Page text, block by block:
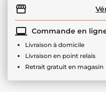
Commande en
Livraison à domicile
Livraison en point relais
Retrait gratuit en magasin